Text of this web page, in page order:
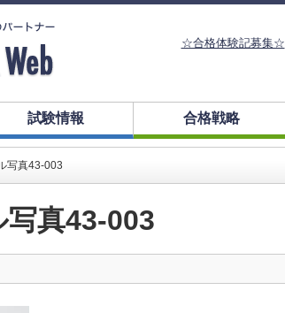
☆合格体験記募集☆
試験情報 合格戦略
写真43-003
真43-003